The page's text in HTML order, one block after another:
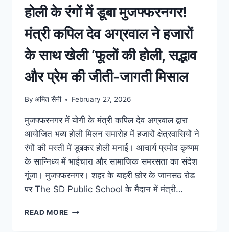
होली के रंगों में डूबा मुजफ्फरनगर!
मंत्री कपिल देव अग्रवाल ने हजारों
के साथ खेली ‘फूलों की होली, सद्भाव
और प्रेम की जीती-जागती मिसाल
By अमित सैनी February 27, 2026
मुजफ्फरनगर में योगी के मंत्री कपिल देव अग्रवाल द्वारा
आयोजित भव्य होली मिलन समारोह में हजारों क्षेत्रवासियों ने
रंगों की मस्ती में डूबकर होली मनाई। आचार्य प्रमोद कृष्णम
के सान्निध्य में भाईचारा और सामाजिक समरसता का संदेश
गूंजा। मुजफ्फरनगर। शहर के बाहरी छोर के जानसठ रोड
पर The SD Public School के मैदान में मंत्री…
READ MORE